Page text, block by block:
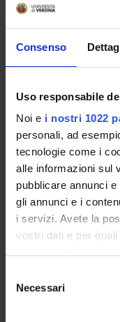
Consenso
Uso responsabile
Noi e i nostri 1022
personali, ad
tecnologie come i
alle informazioni sul
pubblicare annunci
gli annunci e i
i servizi. Avete la
vostri dati e per
modificare o
momento dalla
delNecessari
Aggiornamento
Presentazione
Piani didattici
Insegnamenti
Bacheca avvisi
OFFERTA